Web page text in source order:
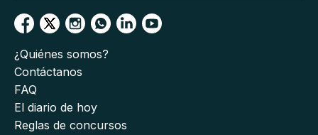
¿Quiénes somos?
Contáctanos
FAQ
El diario de hoy
Reglas de concursos